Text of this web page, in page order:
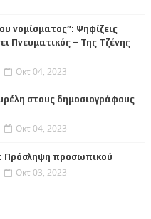
νομίσματος”: Ψηφίζεις
Πνευματικός – Της Τζένης
Οκτ 04, 2023
στους δημοσιογράφους
Οκτ 04, 2023
Πρόσληψη προσωπικού
Οκτ 03, 2023